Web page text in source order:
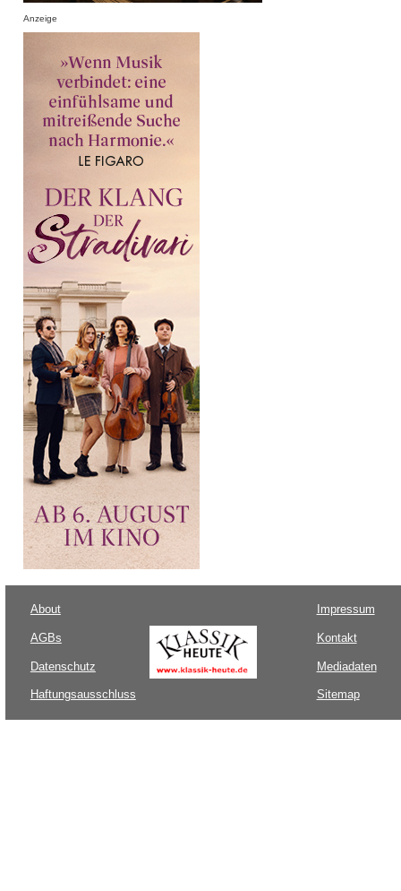
Anzeige
About
AGBs
Datenschutz
Haftungsausschluss
Impressum
Kontakt
Mediadaten
Sitemap